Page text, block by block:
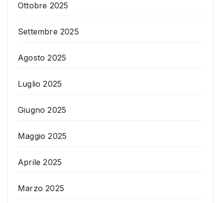
Ottobre 2025
Settembre 2025
Agosto 2025
Luglio 2025
Giugno 2025
Maggio 2025
Aprile 2025
Marzo 2025